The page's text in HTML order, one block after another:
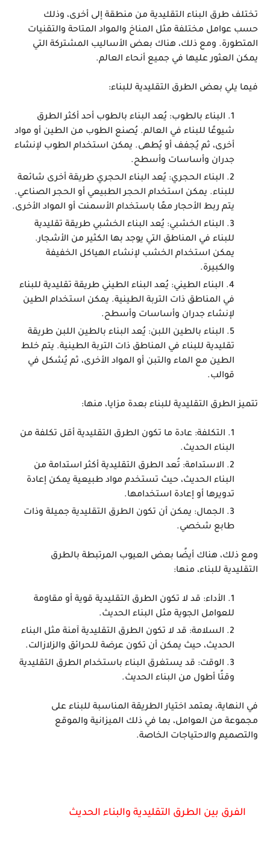
تختلف طرق البناء التقليدية من منطقة إلى أخرى، وذلك
حسب عوامل مختلفة مثل المناخ والمواد المتاحة والتقنيات
المتطورة. ومع ذلك، هناك بعض الأساليب المشتركة التي
يمكن العثور عليها في جميع أنحاء العالم.
فيما يلي بعض الطرق التقليدية للبناء:
البناء بالطوب: يُعد البناء بالطوب أحد أكثر الطرق
شيوعًا للبناء في العالم. يُصنع الطوب من الطين أو مواد
أخرى، ثم يُجفف أو يُطهى. يمكن استخدام الطوب لإنشاء
جدران وأساسات وأسطح.
البناء الحجري: يُعد البناء الحجري طريقة أخرى شائعة
للبناء. يمكن استخدام الحجر الطبيعي أو الحجر الصناعي.
يتم ربط الأحجار معًا باستخدام الأسمنت أو المواد الأخرى.
البناء الخشبي: يُعد البناء الخشبي طريقة تقليدية
للبناء في المناطق التي يوجد بها الكثير من الأشجار.
يمكن استخدام الخشب لإنشاء الهياكل الخفيفة
والكبيرة.
البناء الطيني: يُعد البناء الطيني طريقة تقليدية للبناء
في المناطق ذات التربة الطينية. يمكن استخدام الطين
لإنشاء جدران وأساسات وأسطح.
البناء بالطين اللبن: يُعد البناء بالطين اللبن طريقة
تقليدية للبناء في المناطق ذات التربة الطينية. يتم خلط
الطين مع الماء والتبن أو المواد الأخرى، ثم يُشكل في
قوالب.
تتميز الطرق التقليدية للبناء بعدة مزايا، منها:
التكلفة: عادة ما تكون الطرق التقليدية أقل تكلفة من
البناء الحديث.
الاستدامة: تُعد الطرق التقليدية أكثر استدامة من
البناء الحديث، حيث تستخدم مواد طبيعية يمكن إعادة
تدويرها أو إعادة استخدامها.
الجمال: يمكن أن تكون الطرق التقليدية جميلة وذات
طابع شخصي.
ومع ذلك، هناك أيضًا بعض العيوب المرتبطة بالطرق
التقليدية للبناء، منها:
الأداء: قد لا تكون الطرق التقليدية قوية أو مقاومة
للعوامل الجوية مثل البناء الحديث.
السلامة: قد لا تكون الطرق التقليدية آمنة مثل البناء
الحديث، حيث يمكن أن تكون عرضة للحرائق والزلازالت.
الوقت: قد يستغرق البناء باستخدام الطرق التقليدية
وقتًا أطول من البناء الحديث.
في النهاية، يعتمد اختيار الطريقة المناسبة للبناء على
مجموعة من العوامل، بما في ذلك الميزانية والموقع
والتصميم والاحتياجات الخاصة.
الفرق بين الطرق التقليدية والبناء الحديث